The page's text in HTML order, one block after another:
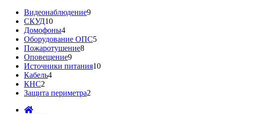
Видеонаблюдение9
СКУД10
Домофоны4
Оборудование ОПС5
Пожаротушение8
Оповещение9
Источники питания10
Кабель4
КНС2
Защита периметра2